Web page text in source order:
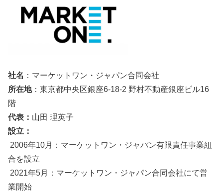
社名 ：マーケットワン・ジャパン合同会社
所在地：東京都中央区銀座6-18-2 野村不動産銀座ビル16
階
代表： 山田 理英子
設立：
2006年10月：マーケットワン・ジャパン有限責任事業組
合を設立
2021年5月：マーケットワン・ジャパン合同会社にて営
業開始